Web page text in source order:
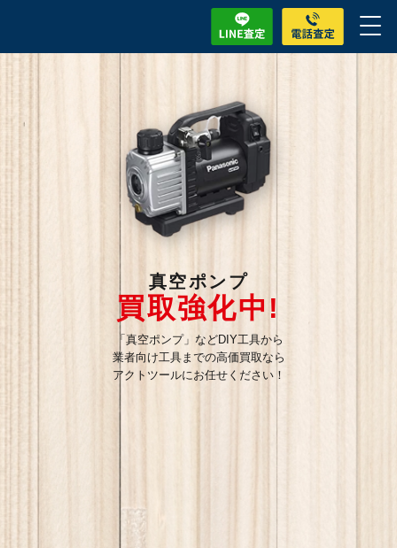
真空ポンプ
買取強化中!
「真空ポンプ」などDIY工具から
業者向け工具までの高価買取なら
アクトツールにお任せください！